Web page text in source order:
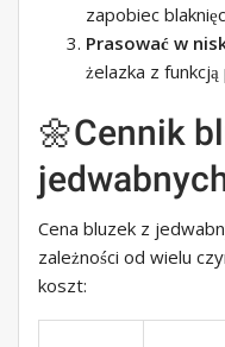
zapobiec
Prasować w
żelazka z
🌼Cennik
Cena bluzek z
zależności od wielu
koszt: